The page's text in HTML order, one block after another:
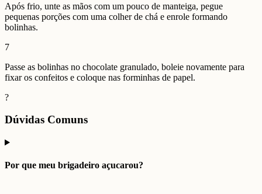
Após frio, unte as mãos com um pouco de manteiga, pegue
pequenas porções com uma colher de chá e enrole formando
bolinhas.
7
Passe as bolinhas no chocolate granulado, boleie novamente para
fixar os confeitos e coloque nas forminhas de papel.
?
Dúvidas Comuns
Por que meu brigadeiro açucarou?